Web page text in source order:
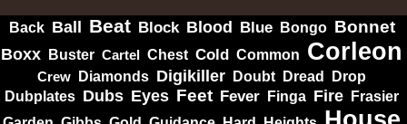
Back Ball Beat Block Blood Blue Bongo Bonnet
Boxx Buster Cartel Chest Cold Common Corleon
Crew Diamonds Digikiller Doubt Dread Drop
Dubplates Dubs Eyes Feet Fever Finga Fire Frasier